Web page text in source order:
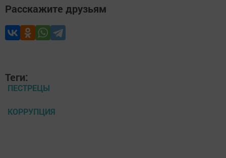
Расскажите друзьям
Теги:
ПЕСТРЕЦЫ
КОРРУПЦИЯ